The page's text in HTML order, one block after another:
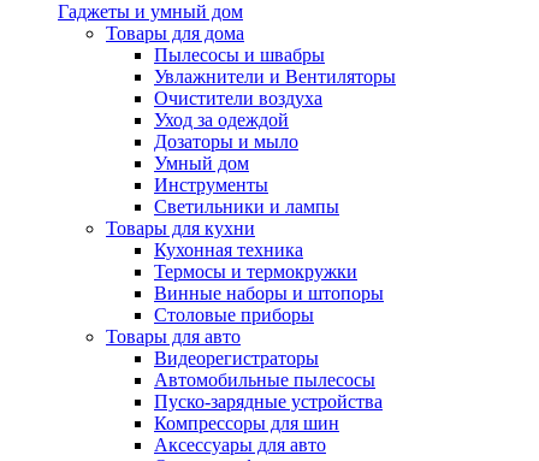
Гаджеты и умный дом
Товары для дома
Пылесосы и швабры
Увлажнители и Вентиляторы
Очистители воздуха
Уход за одеждой
Дозаторы и мыло
Умный дом
Инструменты
Светильники и лампы
Товары для кухни
Кухонная техника
Термосы и термокружки
Винные наборы и штопоры
Столовые приборы
Товары для авто
Видеорегистраторы
Автомобильные пылесосы
Пуско-зарядные устройства
Компрессоры для шин
Аксессуары для авто